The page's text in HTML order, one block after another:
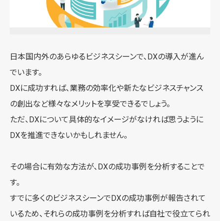
日本国内外のあらゆるビジネスシーンで、DXの導入が進ん
でいます。
DXに成功すれば、業務の効率化や新たなビジネスチャンス
の創出など様々なメリットを享受できるでしょう。
ただ、DXについて具体的なイメージがなければ思うように
DXを推進できないかもしれません。
その場合に有効な方法が、DXの成功事例を分析することで
す。
すでに多くのビジネスシーンでDXの成功事例が報告されて
いるため、それらの成功事例を分析すれば自社で役立てられ